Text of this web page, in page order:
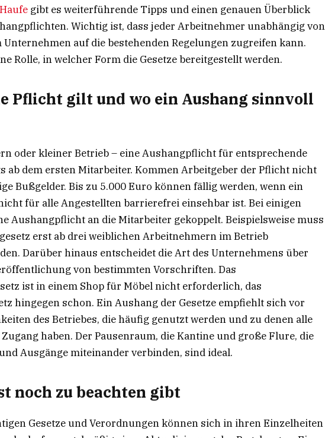
gibt es weiterführende Tipps und einen genauen Überblick
Wichtig ist, dass jeder Arbeitnehmer unabhängig von
auf die bestehenden Regelungen zugreifen kann.
Rolle, in welcher Form die Gesetze bereitgestellt werden.
Pflicht gilt und wo ein Aushang sinnvoll
oder kleiner Betrieb – eine Aushangpflicht für entsprechende
ab dem ersten Mitarbeiter. Kommen Arbeitgeber der Pflicht nicht
Bußgelder. Bis zu 5.000 Euro können fällig werden, wenn ein
für alle Angestellten barrierefrei einsehbar ist. Bei einigen
Aushangpflicht an die Mitarbeiter gekoppelt. Beispielsweise muss
erst ab drei weiblichen Arbeitnehmern im Betrieb
Darüber hinaus entscheidet die Art des Unternehmens über
von bestimmten Vorschriften. Das
ist in einem Shop für Möbel nicht erforderlich, das
hingegen schon. Ein Aushang der Gesetze empfiehlt sich vor
des Betriebes, die häufig genutzt werden und zu denen alle
haben. Der Pausenraum, die Kantine und große Flure, die
Ausgänge miteinander verbinden, sind ideal.
noch zu beachten gibt
Gesetze und Verordnungen können sich in ihren Einzelheiten